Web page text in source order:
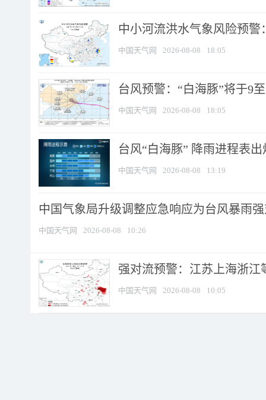
中小河流洪水气象风险预
中国天气网 2026-08-08 18:05
台风预警：“白海豚”将于9
中国天气网 2026-08-08 18:05
台风“白海豚” 降雨进程表
中国天气网 2026-08-08 13:19
中国气象局升级调整应急响应为台风暴雨
中国天气网 2026-08-08 10:26
强对流预警：江苏上海浙江
中国天气网 2026-08-08 10:05